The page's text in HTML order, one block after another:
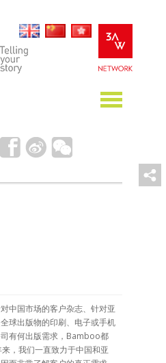
中国市场的客户杂志、针对亚
球出版物的印刷、电子或手机
有何出版需求，Bamboo都
，我们一直致力于中国和亚